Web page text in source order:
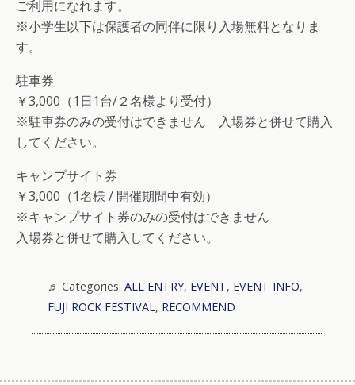
ご利用になれます。
※小学生以下は保護者の同伴に限り入場無料となりま
す。
駐車券
￥3,000（1日1台/２名様より受付）
※駐車券のみの受付はできません 入場券と併せて購入
してください。
キャンプサイト券
￥3,000（1名様 / 開催期間中有効）
※キャンプサイト券のみの受付はできません
入場券と併せて購入してください。
Categories: ALL ENTRY, EVENT, EVENT INFO,
FUJI ROCK FESTIVAL , RECOMMEND